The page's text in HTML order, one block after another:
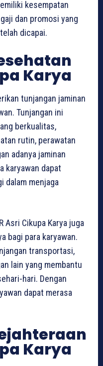
kesempatan
dan promosi yang
dicapai.
Karya
tunjangan jaminan
Tunjangan ini
berkualitas,
rutin, perawatan
adanya jaminan
karyawan dapat
dalam menjaga
Asri Cikupa Karya juga
bagi para karyawan.
transportasi,
lain yang membantu
hari. Dengan
dapat merasa
Karya